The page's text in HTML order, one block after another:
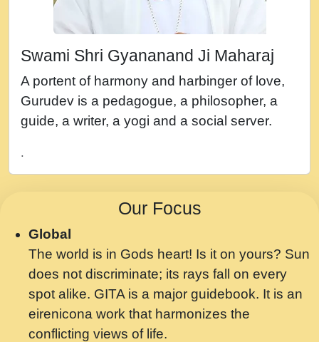
न म गवद गपल गद फर, पयर महन न रझद फर! shri
नह भरस रह लडडल... अपन खट करम क !!!! मह दद
सहर चरण क .....mp3
बगड नसब कसन सवर तर बगर Shri ravinandan
shastri ji maharaj.mp3
Chahe Ram Ho Chahe Shyam Ho.mp3
मझ अपन जवन बनन न आय, रठ हर क मनन न आय
Shri ravinandan shastri ji maharaj.mp3
मन अशांत मंत्र जाप - गीता प्रेरणा -Swami
Gyananand Ji Maharaj.mp3
मन बध लय परम वल कगन Special Shyam
Swami Shri Gyananand Ji Maharaj
A portent of harmony and harbinger of love,
Gurudev is a pedagogue, a philosopher, a
guide, a writer, a yogi and a social server.
.
Our Focus
Global
The world is in Gods heart! Is it on yours? Sun
does not discriminate; its rays fall on every
spot alike. GITA is a major guidebook. It is an
eirenicona work that harmonizes the
conflicting views of life.